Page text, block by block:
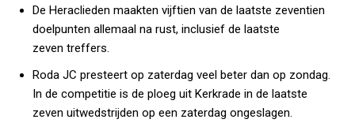
De Heraclieden maakten vijftien van de laatste zeventien
doelpunten allemaal na rust, inclusief de laatste
zeven treffers.
Roda JC presteert op zaterdag veel beter dan op zondag.
In de competitie is de ploeg uit Kerkrade in de laatste
zeven uitwedstrijden op een zaterdag ongeslagen.